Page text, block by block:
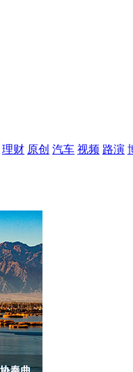
理财 原创 汽车 视频 路演